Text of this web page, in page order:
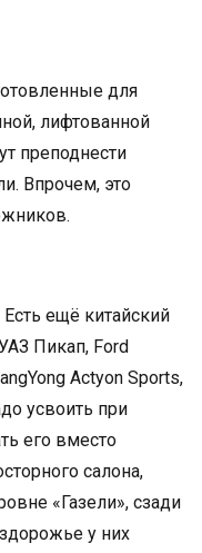
для
лифтованной
преподнести
Впрочем, это
ещё китайский
Пикап, Ford
Actyon Sports,
усвоить при
его вместо
салона,
«Газели», сзади
у них